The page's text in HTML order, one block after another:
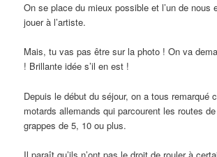
On se place du mieux possible et l’un de nous
jouer à l’artiste.
Mais, tu vas pas être sur la photo ! On va
! Brillante idée s’il en est !
Depuis le début du séjour, on a tous remarqué
motards allemands qui parcourent les routes
grappes de 5, 10 ou plus.
Il paraît qu’ils n’ont pas le droit de rouler à